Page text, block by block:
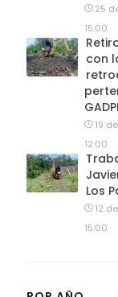
25
15:00
con
19
12:00
Los
12
15:00